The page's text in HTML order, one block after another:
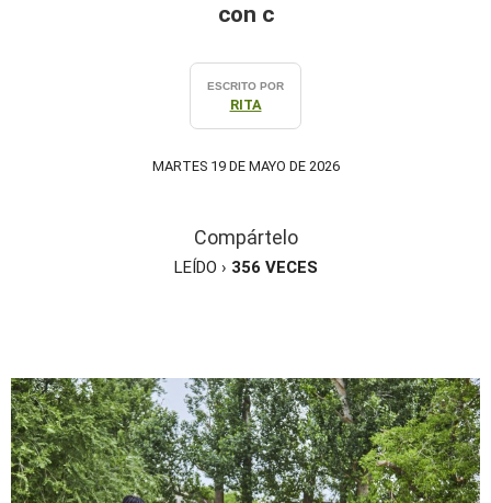
con c
ESCRITO POR
RITA
MARTES 19 DE MAYO DE 2026
Compártelo
LEÍDO › 356 VECES